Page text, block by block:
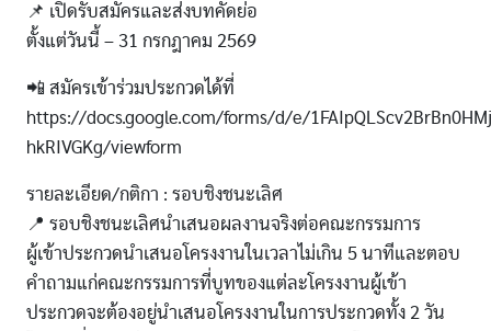
📌 เปิดรับสมัครและส่งบทคัดย่อ
ตั้งแต่วันนี้ – 31 กรกฎาคม 2569
📲 สมัครเข้าร่วมประกวดได้ที่
https://docs.google.com/forms/d/e/
hkRIVGKg/viewform
รายละเอียด/กติกา : รอบชิงชนะเลิศ
📍 รอบชิงชนะเลิศนำเสนอผลงานจริงต่อคณะกรรมการ
ผู้เข้าประกวดนำเสนอโครงงานในเวลาไม่เกิน 5 นาทีและตอบ
คำถามแก่คณะกรรมการที่บูทของแต่ละโครงงานผู้เข้า
ประกวดจะต้องอยู่นำเสนอโครงงานในการประกวดทั้ง 2 วัน